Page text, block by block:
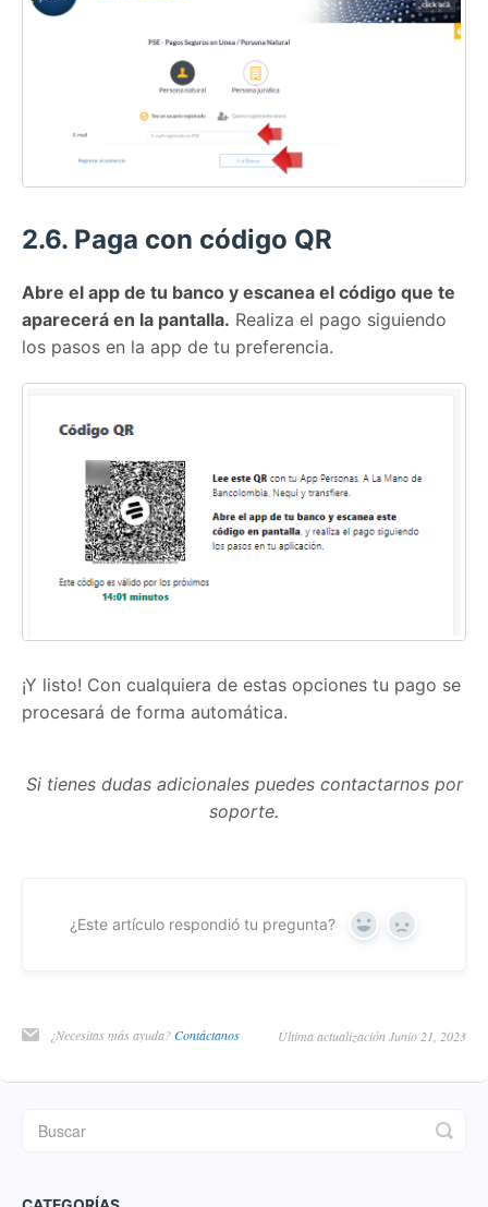
2.6. Paga con código QR
Abre el app de tu banco y escanea el código que te
aparecerá en la pantalla. Realiza el pago siguiendo
los pasos en la app de tu preferencia.
¡Y listo! Con cualquiera de estas opciones tu pago se
procesará de forma automática.
Si tienes dudas adicionales puedes contactarnos por
soporte.
¿Este artículo respondió tu pregunta? Yes No
¿Necesitas más ayuda?Contáctanos Última actualización Junio 21, 2023